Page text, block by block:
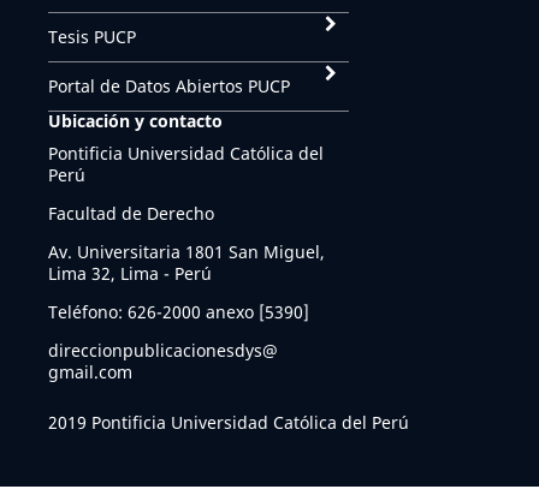
Tesis PUCP
Portal de Datos Abiertos PUCP
Ubicación y contacto
Pontificia Universidad Católica del
Perú
Facultad de Derecho
Av. Universitaria 1801 San Miguel,
Lima 32, Lima - Perú
Teléfono: 626-2000 anexo [5390]
direccionpublicacionesdys@
gmail.com
2019 Pontificia Universidad Católica del Perú